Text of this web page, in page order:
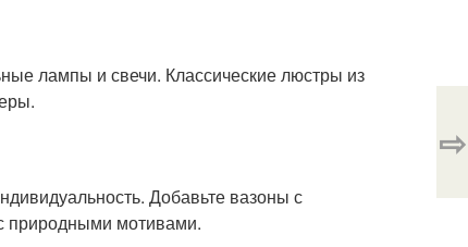
лампы и свечи. Классические люстры из
Добавьте вазоны с
природными мотивами.
⇨